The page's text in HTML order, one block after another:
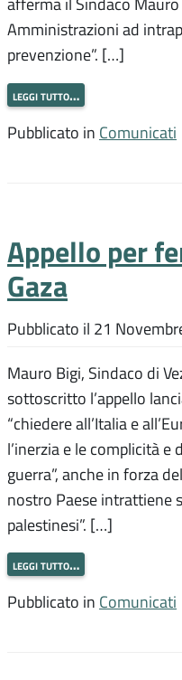
Amministrazioni ad
prevenzione”. […]
leggi tutto…
Pubblicato in Comunicati
Appello per
Gaza
Pubblicato il 21
Mauro Bigi, Sindaco di
sottoscritto l’appello
“chiedere all’Italia e
l’inerzia e le complicità
guerra”, anche in forza
nostro Paese intrattiene
palestinesi”. […]
leggi tutto…
Pubblicato in Comunicati